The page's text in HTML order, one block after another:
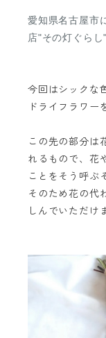
愛知県名古屋市
店"その灯ぐらし"
今回はシックな
ドライフラワー
この先の部分は
れるもので、花
ことをそう呼ぶ
そのため花の代
しんでいただけ